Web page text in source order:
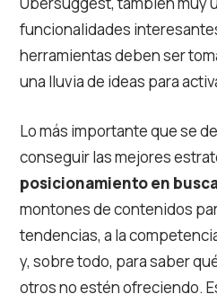
funcionalidades
herramientas deben ser
una lluvia de ideas para
Lo más importante que se
conseguir las mejores
posicionamiento en
montones de contenidos
tendencias, a la
y, sobre todo, para saber
otros no estén ofreciendo.